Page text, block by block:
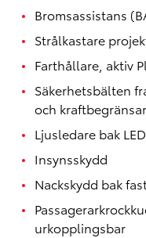
Bromsassistans
Strålkastare
Farthållare, aktiv
Säkerhetsbälten
och
Ljusledare bak LED
Insynsskydd
Nackskydd bak
urkopplingsbar